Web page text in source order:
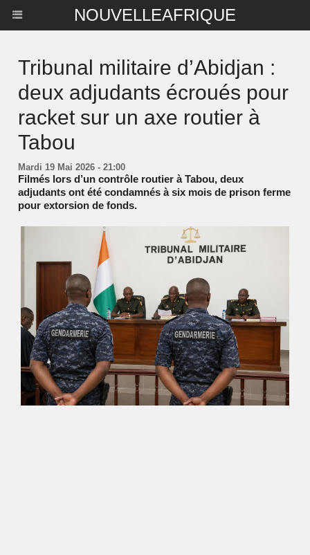
NOUVELLEAFRIQUE
Tribunal militaire d’Abidjan :
deux adjudants écroués pour
racket sur un axe routier à
Tabou
Mardi 19 Mai 2026 - 21:00
Filmés lors d’un contrôle routier à Tabou, deux
adjudants ont été condamnés à six mois de prison ferme
pour extorsion de fonds.